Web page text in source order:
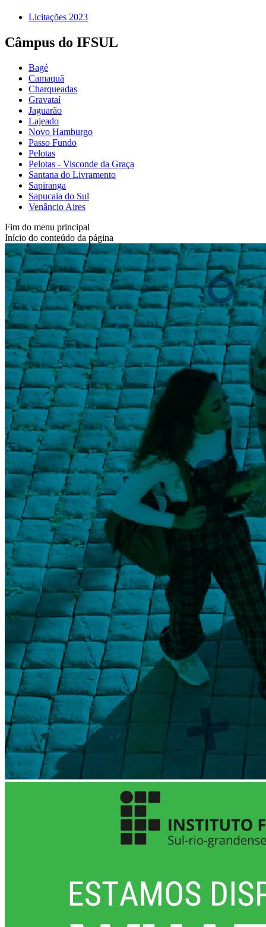
Licitações 2023
Câmpus do IFSUL
Bagé
Camaquã
Charqueadas
Gravataí
Jaguarão
Lajeado
Novo Hamburgo
Passo Fundo
Pelotas
Pelotas - Visconde da Graça
Santana do Livramento
Sapiranga
Sapucaia do Sul
Venâncio Aires
Fim do menu principal
Início do conteúdo da página